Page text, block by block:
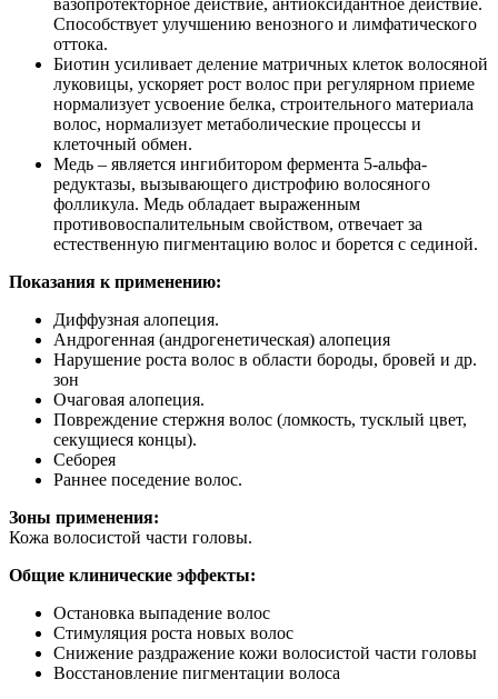
Способствует улучшению венозного и лимфатического
оттока.
Биотин усиливает деление матричных клеток волосяной
луковицы, ускоряет рост волос при регулярном приеме
нормализует усвоение белка, строительного материала
волос, нормализует метаболические процессы и
клеточный обмен.
Медь – является ингибитором фермента 5-альфа-
редуктазы, вызывающего дистрофию волосяного
фолликула. Медь обладает выраженным
противовоспалительным свойством, отвечает за
естественную пигментацию волос и борется с сединой.
Показания к применению:
Диффузная алопеция.
Андрогенная (андрогенетическая) алопеция
Нарушение роста волос в области бороды, бровей и др.
зон
Очаговая алопеция.
Повреждение стержня волос (ломкость, тусклый цвет,
секущиеся концы).
Себорея
Раннее поседение волос.
Зоны применения:
Кожа волосистой части головы.
Общие клинические эффекты:
Остановка выпадение волос
Стимуляция роста новых волос
Снижение раздражение кожи волосистой части головы
Восстановление пигментации волоса